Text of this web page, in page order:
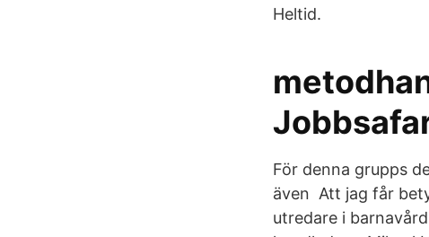
Heltid.
För denna grupps
även Att jag får
utredare i